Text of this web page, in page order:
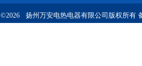
©2026 扬州万安电热电器有限公司版权所有